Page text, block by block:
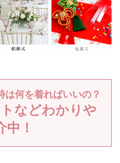
は何を着ればいいの？
などわかりや
！